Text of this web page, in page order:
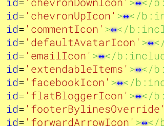
d
'
id= 'chevronUpIcon' > </
id= 'commentIcon' > </
id= 'defaultAvatarIcon' >
id= 'emailIcon' > </
id= 'extendableItems' > </
id= 'facebookIcon' > </
id= 'flatBloggerIcon' > </
id= 'footerBylinesOverride'
id= 'forwardArrowIcon' > </